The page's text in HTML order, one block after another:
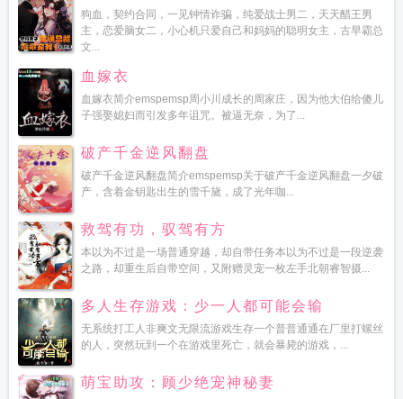
狗血，契约合同，一见钟情诈骗，纯爱战士男二，天天醋王男
主，恋爱脑女二，小心机只爱自己和妈妈的聪明女主，古早霸总
文...
血嫁衣
血嫁衣简介emspemsp周小川成长的周家庄，因为他大伯给傻儿
子强娶媳妇而引发多年诅咒。被逼无奈，为了...
破产千金逆风翻盘
破产千金逆风翻盘简介emspemsp关于破产千金逆风翻盘一夕破
产，含着金钥匙出生的雪千黛，成了光年咖...
救驾有功，驭驾有方
本以为不过是一场普通穿越，却自带任务本以为不过是一段逆袭
之路，却重生后自带空间，又附赠灵宠一枚左手北朝睿智摄...
多人生存游戏：少一人都可能会输
无系统打工人非爽文无限流游戏生存一个普普通通在厂里打螺丝
的人，突然玩到一个在游戏里死亡，就会暴毙的游戏，...
萌宝助攻：顾少绝宠神秘妻